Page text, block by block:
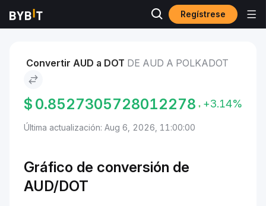
Regístrese
Mercados Precio de Polkadot DOT AUD to Polkadot
Convertir AUD a DOT DE AUD A POLKADOT
$ 0.8527305728012278 +3.14%
Última actualización: Aug 6, 2026, 11:00:00
Gráfico de conversión de
AUD/DOT